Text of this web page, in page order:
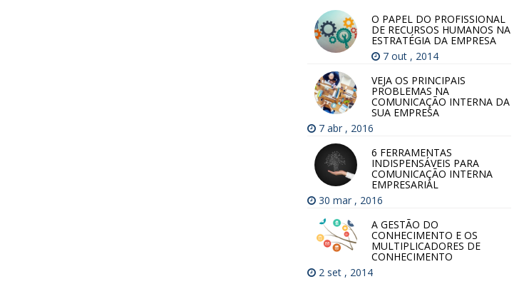
O PAPEL DO PROFISSIONAL
DE RECURSOS HUMANOS NA
ESTRATÉGIA DA EMPRESA
7 out , 2014
VEJA OS PRINCIPAIS
PROBLEMAS NA
COMUNICAÇÃO INTERNA DA
SUA EMPRESA
7 abr , 2016
6 FERRAMENTAS
INDISPENSÁVEIS PARA
COMUNICAÇÃO INTERNA
EMPRESARIAL
30 mar , 2016
A GESTÃO DO
CONHECIMENTO E OS
MULTIPLICADORES DE
CONHECIMENTO
2 set , 2014